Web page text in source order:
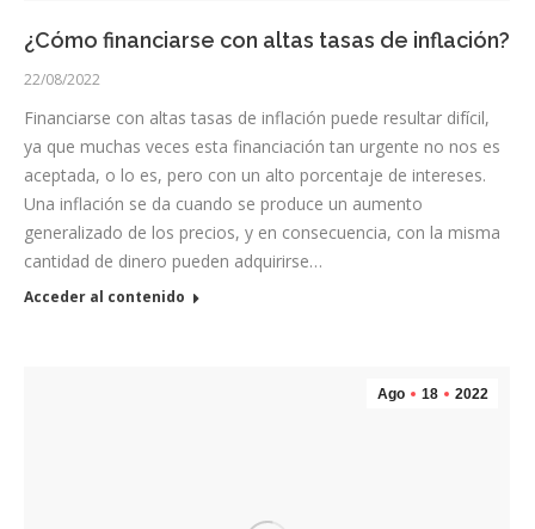
¿Cómo financiarse con altas tasas de inflación?
22/08/2022
Financiarse con altas tasas de inflación puede resultar difícil,
ya que muchas veces esta financiación tan urgente no nos es
aceptada, o lo es, pero con un alto porcentaje de intereses.
Una inflación se da cuando se produce un aumento
generalizado de los precios, y en consecuencia, con la misma
cantidad de dinero pueden adquirirse…
Acceder al contenido
Ago 18 2022